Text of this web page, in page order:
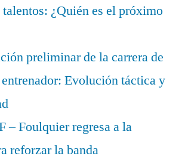
¿Quién es el próximo
preliminar de la carrera de
Evolución táctica y
– Foulquier regresa a la
reforzar la banda